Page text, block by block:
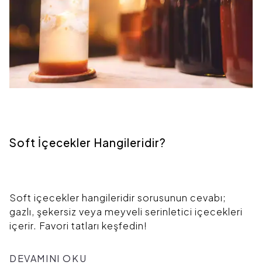
Soft İçecekler Hangileridir?
Soft içecekler hangileridir sorusunun cevabı;
gazlı, şekersiz veya meyveli serinletici içecekleri
içerir. Favori tatları keşfedin!
DEVAMINI OKU